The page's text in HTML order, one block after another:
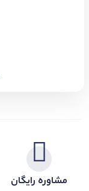
مشاوره رایگان